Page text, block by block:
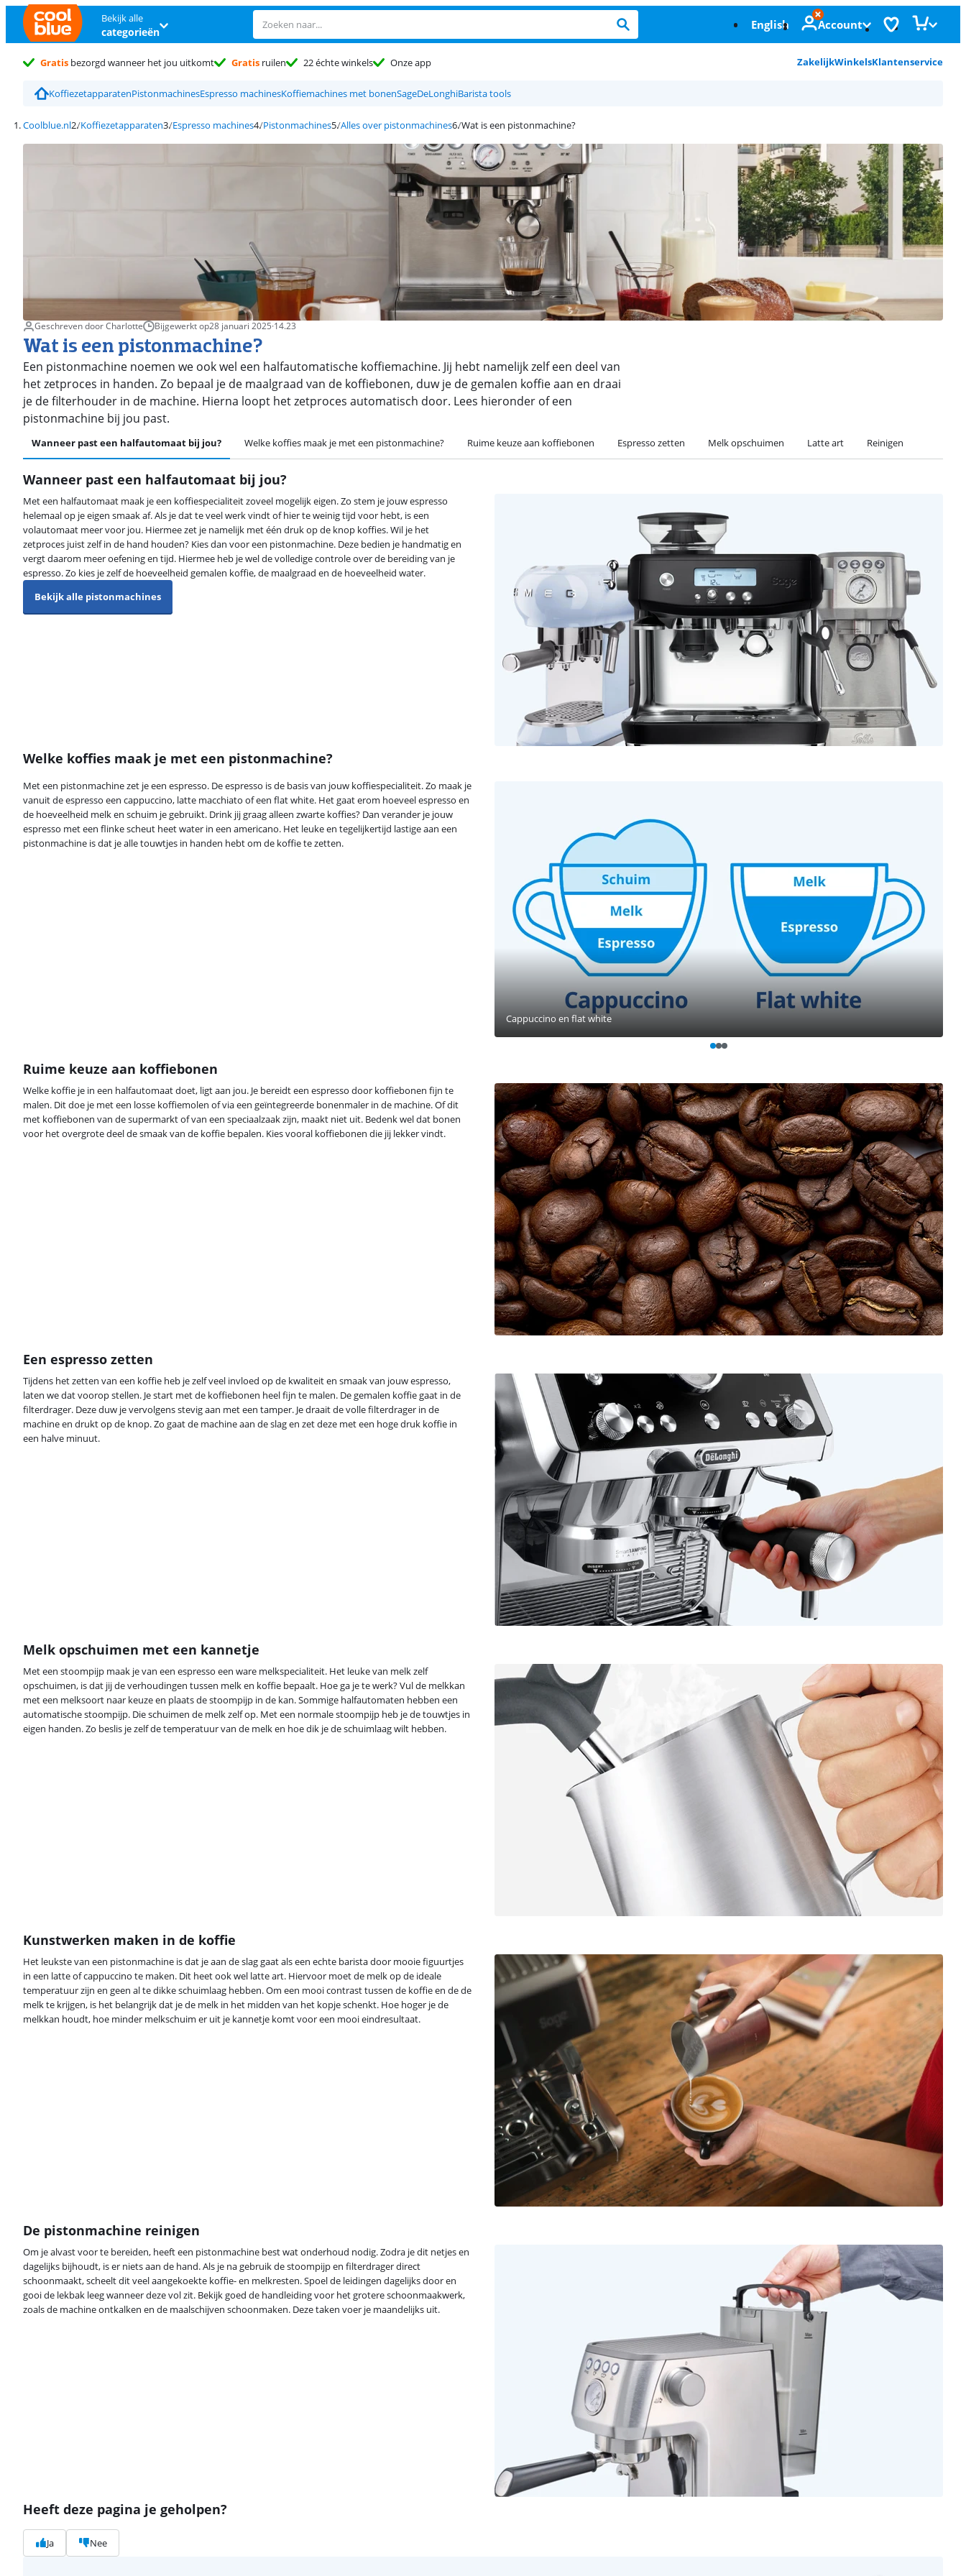
Bekijk alle
categorieën English Account
Gratis bezorgd wanneer het jou uitkomt Gratis ruilen 22 échte winkels Onze app ZakelijkWinkelsKlantenservice
KoffiezetapparatenPistonmachinesEspresso machinesKoffiemachines met bonenSageDeLonghiBarista tools
Coolblue.nl Koffiezetapparaten Espresso machines Pistonmachines Alles over pistonmachines Wat is een pistonmachine?
Geschreven door Charlotte Bijgewerkt op28 januari 2025·14.23
Wat is een pistonmachine?
Een pistonmachine noemen we ook wel een halfautomatische koffiemachine. Jij hebt namelijk zelf een deel van
het zetproces in handen. Zo bepaal je de maalgraad van de koffiebonen, duw je de gemalen koffie aan en draai
je de filterhouder in de machine. Hierna loopt het zetproces automatisch door. Lees hieronder of een
pistonmachine bij jou past.
Wanneer past een halfautomaat bij jou? Welke koffies maak je met een pistonmachine? Ruime keuze aan koffiebonen Espresso zetten Melk opschuimen Latte art Reinigen
Wanneer past een halfautomaat bij jou?
Met een halfautomaat maak je een koffiespecialiteit zoveel mogelijk eigen. Zo stem je jouw espresso
helemaal op je eigen smaak af. Als je dat te veel werk vindt of hier te weinig tijd voor hebt, is een
volautomaat meer voor jou. Hiermee zet je namelijk met één druk op de knop koffies. Wil je het
zetproces juist zelf in de hand houden? Kies dan voor een pistonmachine. Deze bedien je handmatig en
vergt daarom meer oefening en tijd. Hiermee heb je wel de volledige controle over de bereiding van je
espresso. Zo kies je zelf de hoeveelheid gemalen koffie, de maalgraad en de hoeveelheid water.
Bekijk alle pistonmachines
Welke koffies maak je met een pistonmachine?
Met een pistonmachine zet je een espresso. De espresso is de basis van jouw koffiespecialiteit. Zo maak je
vanuit de espresso een cappuccino, latte macchiato of een flat white. Het gaat erom hoeveel espresso en
de hoeveelheid melk en schuim je gebruikt. Drink jij graag alleen zwarte koffies? Dan verander je jouw
espresso met een flinke scheut heet water in een americano. Het leuke en tegelijkertijd lastige aan een
pistonmachine is dat je alle touwtjes in handen hebt om de koffie te zetten.
Cappuccino en flat white
Ruime keuze aan koffiebonen
Welke koffie je in een halfautomaat doet, ligt aan jou. Je bereidt een espresso door koffiebonen fijn te
malen. Dit doe je met een losse koffiemolen of via een geïntegreerde bonenmaler in de machine. Of dit
met koffiebonen van de supermarkt of van een speciaalzaak zijn, maakt niet uit. Bedenk wel dat bonen
voor het overgrote deel de smaak van de koffie bepalen. Kies vooral koffiebonen die jij lekker vindt.
Een espresso zetten
Tijdens het zetten van een koffie heb je zelf veel invloed op de kwaliteit en smaak van jouw espresso,
laten we dat voorop stellen. Je start met de koffiebonen heel fijn te malen. De gemalen koffie gaat in de
filterdrager. Deze duw je vervolgens stevig aan met een tamper. Je draait de volle filterdrager in de
machine en drukt op de knop. Zo gaat de machine aan de slag en zet deze met een hoge druk koffie in
een halve minuut.
Melk opschuimen met een kannetje
Met een stoompijp maak je van een espresso een ware melkspecialiteit. Het leuke van melk zelf
opschuimen, is dat jij de verhoudingen tussen melk en koffie bepaalt. Hoe ga je te werk? Vul de melkkan
met een melksoort naar keuze en plaats de stoompijp in de kan. Sommige halfautomaten hebben een
automatische stoompijp. Die schuimen de melk zelf op. Met een normale stoompijp heb je de touwtjes in
eigen handen. Zo beslis je zelf de temperatuur van de melk en hoe dik je de schuimlaag wilt hebben.
Kunstwerken maken in de koffie
Het leukste van een pistonmachine is dat je aan de slag gaat als een echte barista door mooie figuurtjes
in een latte of cappuccino te maken. Dit heet ook wel latte art. Hiervoor moet de melk op de ideale
temperatuur zijn en geen al te dikke schuimlaag hebben. Om een mooi contrast tussen de koffie en de de
melk te krijgen, is het belangrijk dat je de melk in het midden van het kopje schenkt. Hoe hoger je de
melkkan houdt, hoe minder melkschuim er uit je kannetje komt voor een mooi eindresultaat.
De pistonmachine reinigen
Om je alvast voor te bereiden, heeft een pistonmachine best wat onderhoud nodig. Zodra je dit netjes en
dagelijks bijhoudt, is er niets aan de hand. Als je na gebruik de stoompijp en filterdrager direct
schoonmaakt, scheelt dit veel aangekoekte koffie- en melkresten. Spoel de leidingen dagelijks door en
gooi de lekbak leeg wanneer deze vol zit. Bekijk goed de handleiding voor het grotere schoonmaakwerk,
zoals de machine ontkalken en de maalschijven schoonmaken. Deze taken voer je maandelijks uit.
Heeft deze pagina je geholpen?
Ja Nee